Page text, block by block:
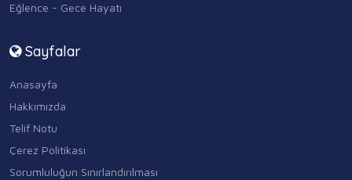
Eğlence - Gece Hayatı
Sayfalar
Anasayfa
Hakkımızda
Telif Notu
Çerez Politikası
Sorumluluğun Sınırlandırılması